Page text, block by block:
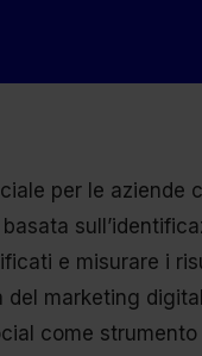
per le aziende
e misurare i
marketing
come